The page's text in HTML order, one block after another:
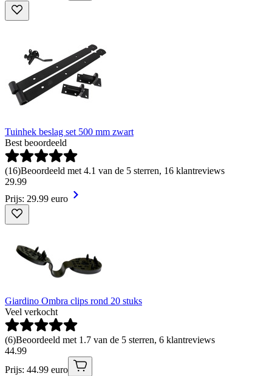
Tuinhek beslag set 500 mm zwart
Best beoordeeld
(16)Beoordeeld met 4.1 van de 5 sterren, 16 klantreviews
29.99
Prijs: 29.99 euro
Giardino Ombra clips rond 20 stuks
Veel verkocht
(6)Beoordeeld met 1.7 van de 5 sterren, 6 klantreviews
44.99
Prijs: 44.99 euro